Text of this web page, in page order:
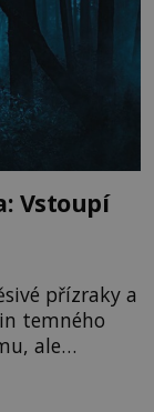
Vstoupí
přízraky a
temného
ale
které jsou